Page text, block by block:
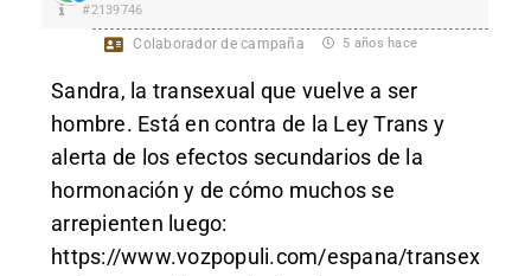
#2139746
Colaborador de campaña 5 años hace
Sandra, la transexual que vuelve a ser
hombre. Está en contra de la Ley Trans y
alerta de los efectos secundarios de la
hormonación y de cómo muchos se
arrepienten luego:
https://www.vozpopuli.com/espana/transex